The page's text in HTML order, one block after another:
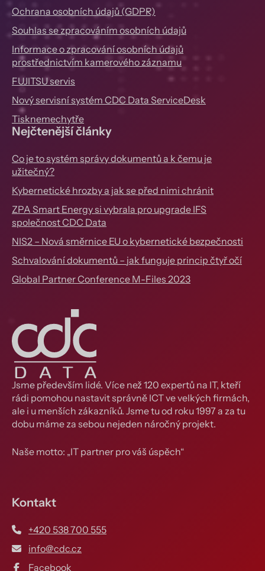
Ochrana osobních údajů (GDPR)
Souhlas se zpracováním osobních údajů
Informace o zpracování osobních údajů
prostřednictvím kamerového záznamu
FUJITSU servis
Nový servisní systém CDC Data ServiceDesk
Tisknemechytře
Nejčtenější články
Co je to systém správy dokumentů a k čemu je
užitečný?
Kybernetické hrozby a jak se před nimi chránit
ZPA Smart Energy si vybrala pro upgrade IFS
společnost CDC Data
NIS2 – Nová směrnice EU o kybernetické bezpečnosti
Schvalování dokumentů – jak funguje princip čtyř očí
Global Partner Conference M-Files 2023
Jsme především lidé. Více než 120 expertů na IT, kteří
rádi pomohou nastavit správně ICT ve velkých firmách,
ale i u menších zákazníků. Jsme tu od roku 1997 a za tu
dobu máme za sebou nejeden náročný projekt.
Naše motto: „IT partner pro váš úspěch“
Kontakt
+420 538 700 555
info@cdc.cz
Facebook